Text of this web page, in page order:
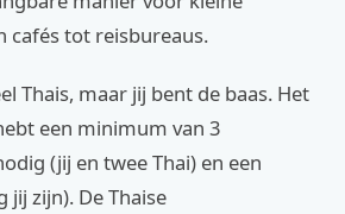
cafés tot reisbureaus.
Thais, maar jij bent de baas. Het
een minimum van 3
(jij en twee Thai) en een
jij zijn). De Thaise